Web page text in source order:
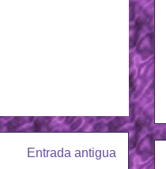
Entrada antigua